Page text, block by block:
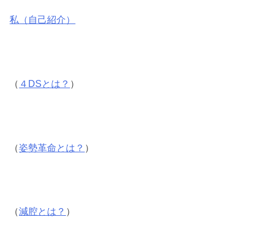
私（自己紹介）
（ ４DSとは？ ）
（姿勢革命とは？ ）
（減腔とは？ ）